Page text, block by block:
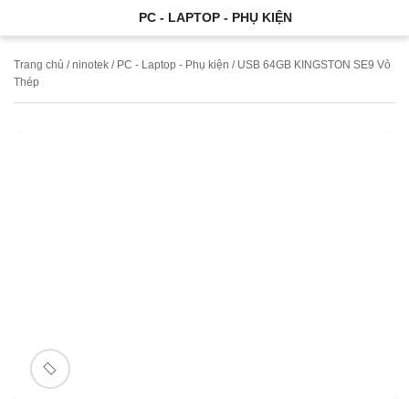
PC - LAPTOP - PHỤ KIỆN
Trang chủ /ninotek / PC - Laptop - Phụ kiện / USB 64GB KINGSTON SE9 Vỏ
Thép
🔍